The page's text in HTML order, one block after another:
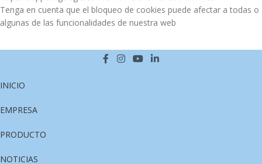
Tenga en cuenta que el bloqueo de cookies puede afectar a todas o
algunas de las funcionalidades de nuestra web
INICIO
EMPRESA
PRODUCTO
NOTICIAS